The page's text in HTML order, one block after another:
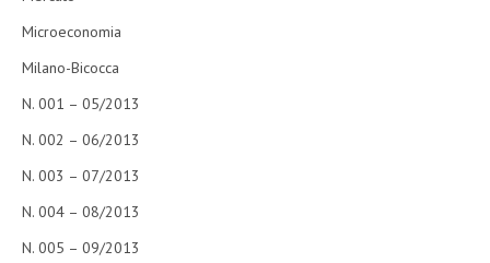
Microeconomia
Milano-Bicocca
N. 001 – 05/2013
N. 002 – 06/2013
N. 003 – 07/2013
N. 004 – 08/2013
N. 005 – 09/2013